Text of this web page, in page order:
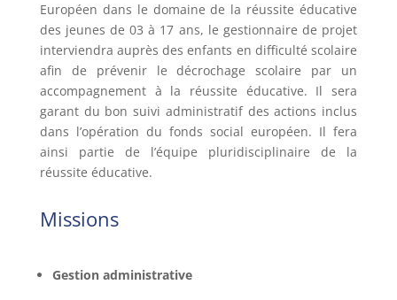
Européen dans le domaine de la réussite éducative
des jeunes de 03 à 17 ans, le gestionnaire de projet
interviendra auprès des enfants en difficulté scolaire
afin de prévenir le décrochage scolaire par un
accompagnement à la réussite éducative. Il sera
garant du bon suivi administratif des actions inclus
dans l’opération du fonds social européen. Il fera
ainsi partie de l’équipe pluridisciplinaire de la
réussite éducative.
Missions
Gestion administrative